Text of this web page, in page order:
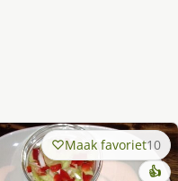
Maak favoriet10
👍